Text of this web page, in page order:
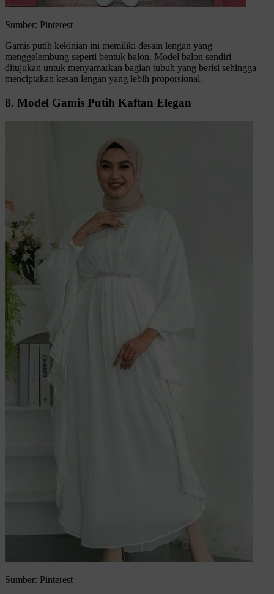
Sumber: Pinterest
Gamis putih kekinian ini memiliki desain lengan yang
menggelembung seperti bentuk balon. Model balon sendiri
ditujukan untuk menyamarkan bagian tubuh yang berisi sehingga
menciptakan kesan lengan yang lebih proporsional.
8. Model Gamis Putih Kaftan Elegan
Sumber: Pinterest